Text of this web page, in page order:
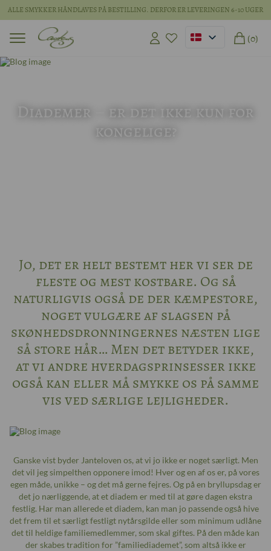
ALLE SMYKKER HÅNDLAVES PÅ BESTILLING. DERFOR ER LEVERINGEN 6-10 UGER
(0)
Diademer – er det ikke kun for
kongelige?
Jo, det er helt bestemt her vi ser de
fleste og mest kostbare. Og så
naturligvis også de der kæmpestore,
noget vulgære af slagsen på
skønhedsdronningernes næsten lige
så store hår… Men det betyder ikke,
at vi andre hverdagsprinsesser ikke
også kan eller må smykke os på samme
vis ved særlige lejligheder.
Ganske vist byder Janteloven os, at vi jo ikke er noget særligt. Men
det vil jeg simpelthen opponere imod! Hver og en af os er, på vores
egen måde, unikke – og det må gerne fejres. Og på en bryllupsdag er
det jo nærliggende, at et diadem er med til at gøre dagen ekstra
festlig. Har man allerede et diadem, kan man jo passende også hive
det frem til et særligt festligt nytårsgilde eller som minimum udlåne
det til heldige familiemedlemmer, som skal giftes. På den måde kan
der skabes tradition for ”familiediademet”, som altså ikke er